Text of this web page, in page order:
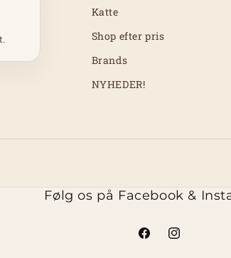
Katte
Shop efter pris
Brands
NYHEDER!
Følg os på Facebook &
FacebookInstagram